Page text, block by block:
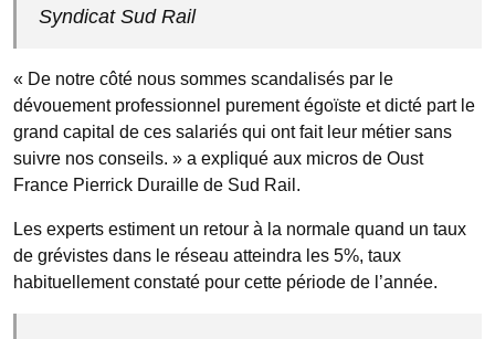
Syndicat Sud Rail
« De notre côté nous sommes scandalisés par le
dévouement professionnel purement égoïste et dicté part le
grand capital de ces salariés qui ont fait leur métier sans
suivre nos conseils. » a expliqué aux micros de Oust
France Pierrick Duraille de Sud Rail.
Les experts estiment un retour à la normale quand un taux
de grévistes dans le réseau atteindra les 5%, taux
habituellement constaté pour cette période de l’année.